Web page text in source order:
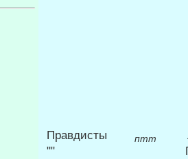
Правдисты птт
"" Правдисты